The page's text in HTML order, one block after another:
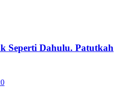
Seperti Dahulu. Patutkah